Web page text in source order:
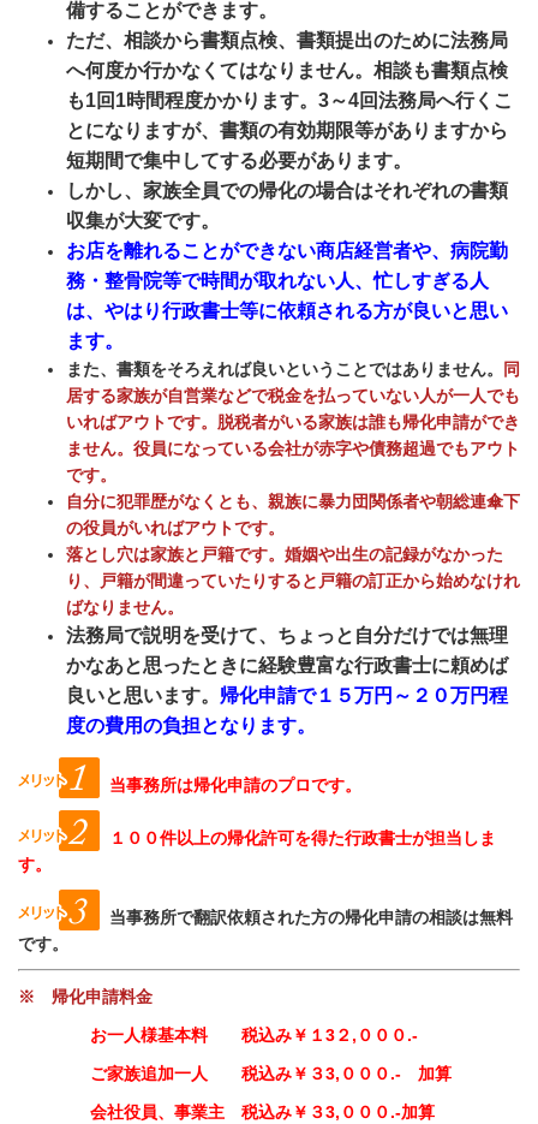
備することができます。
ただ、相談から書類点検、書類提出のために法務局
へ何度か行かなくてはなりません。相談も書類点検
も1回1時間程度かかります。3～4回法務局へ行くこ
とになりますが、書類の有効期限等がありますから
短期間で集中してする必要があります。
しかし、 家族全員での帰化の場合はそれぞれの書類
収集が大変です。
お店を離れることができない商店経営者や、病院勤
務・整骨院等で時間が取れない人、忙しすぎる人
は、やはり行政書士等に依頼される方が良いと思い
ます。
また、書類をそろえれば良いということではありません。
同
居する家族が自営業などで税金を払っていない人が一人でも
いればアウトです。脱税者がいる家族は誰も帰化申請ができ
ません。役員になっている会社が赤字や債務超過でもアウト
です。
自分に犯罪歴がなくとも、親族に暴力団関係者や朝総連傘下
の役員がいればアウトです。
落とし穴は家族と戸籍です。婚姻や出生の記録がなかった
り、戸籍が間違っていたりすると戸籍の訂正から始めなけれ
ばなりません。
法務局で説明を受けて、ちょっと自分だけでは無理
かなあと思ったときに経験豊富な行政書士に頼めば
良いと思います。 帰化申請で１５万円～２０万円程
度の費用の負担となります。
当事務所は帰化申請のプロです。
１００件以上の帰化許可を得た行政書士が担当しま
す。
当事務所で翻訳依頼された方の帰化申請の相談は無料
です。
※ 帰化申請料金
お一人様基本料 税込み￥１3２,０００.-
ご家族追加一人 税込み￥３3,０００.- 加算
会社役員、事業主 税込み￥３3,０００.-加算